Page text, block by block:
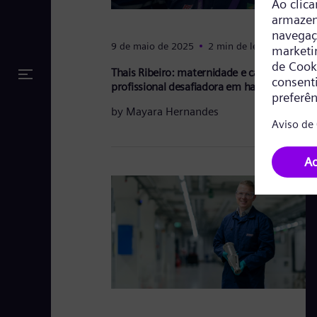
9 de maio de 2025 2 min de leitura
Thais Ribeiro: maternidade e carreira
profissional desafiadora em harmonia
by Mayara Hernandes